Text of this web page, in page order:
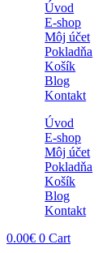
Úvod
E-shop
Môj účet
Pokladňa
Košík
Blog
Kontakt
Úvod
E-shop
Môj účet
Pokladňa
Košík
Blog
Kontakt
0.00€ 0 Cart